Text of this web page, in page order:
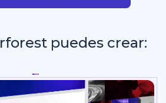
puedes crear:
Intros y